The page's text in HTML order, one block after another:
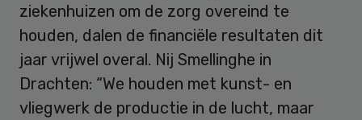
ziekenhuizen om de zorg overeind te
houden, dalen de financiële resultaten dit
jaar vrijwel overal. Nij Smellinghe in
Drachten: “We houden met kunst- en
vliegwerk de productie in de lucht, maar